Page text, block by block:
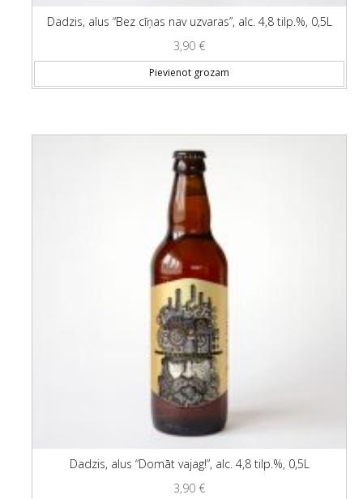
Dadzis, alus “Bez cīņas nav uzvaras”, alc. 4,8 tilp.%, 0,5L
3,90 €
Pievienot grozam
Dadzis, alus “Domāt vajag!”, alc. 4,8 tilp.%, 0,5L
3,90 €